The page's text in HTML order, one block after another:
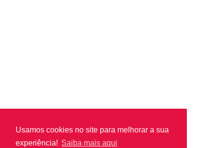
Usamos cookies no site para melhorar a sua
experiência! Saiba mais aqui